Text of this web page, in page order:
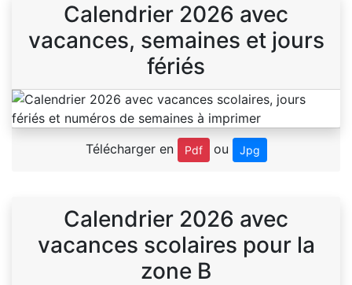
Calendrier 2026 avec
vacances, semaines et jours
fériés
Télécharger en Pdf ou Jpg
Calendrier 2026 avec
vacances scolaires pour la
zone B